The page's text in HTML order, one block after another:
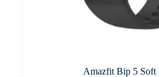
Amazfit Bip 5 Soft